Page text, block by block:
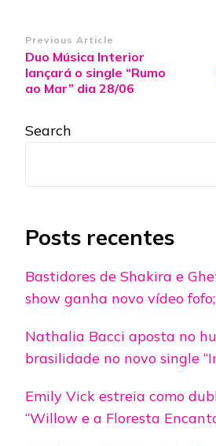
Post
Navigation
Previous Article
Duo Música Interior
lançará o single “Rumo
ao Mar” dia 28/06
Search
Posts recentes
Bastidores de Shakira e
show ganha novo vídeo
Nathalia Bacci aposta no
brasilidade no novo single
Emily Vick estreia como
“Willow e a Floresta